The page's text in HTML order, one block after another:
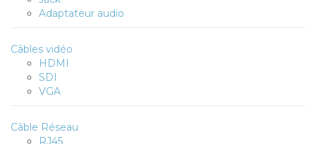
Adaptateur audio
Câbles vidéo
HDMI
SDI
VGA
Câble Réseau
RJ45